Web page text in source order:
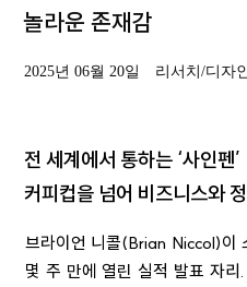
놀라운 존재감
2025년 06월 20일 리서치/디자
전 세계에서 통하는 ‘사인펜’
커피컵을 넘어 비즈니스와
브라이언 니콜(Brian Niccol)이
몇 주 만에 열린 실적 발표 자